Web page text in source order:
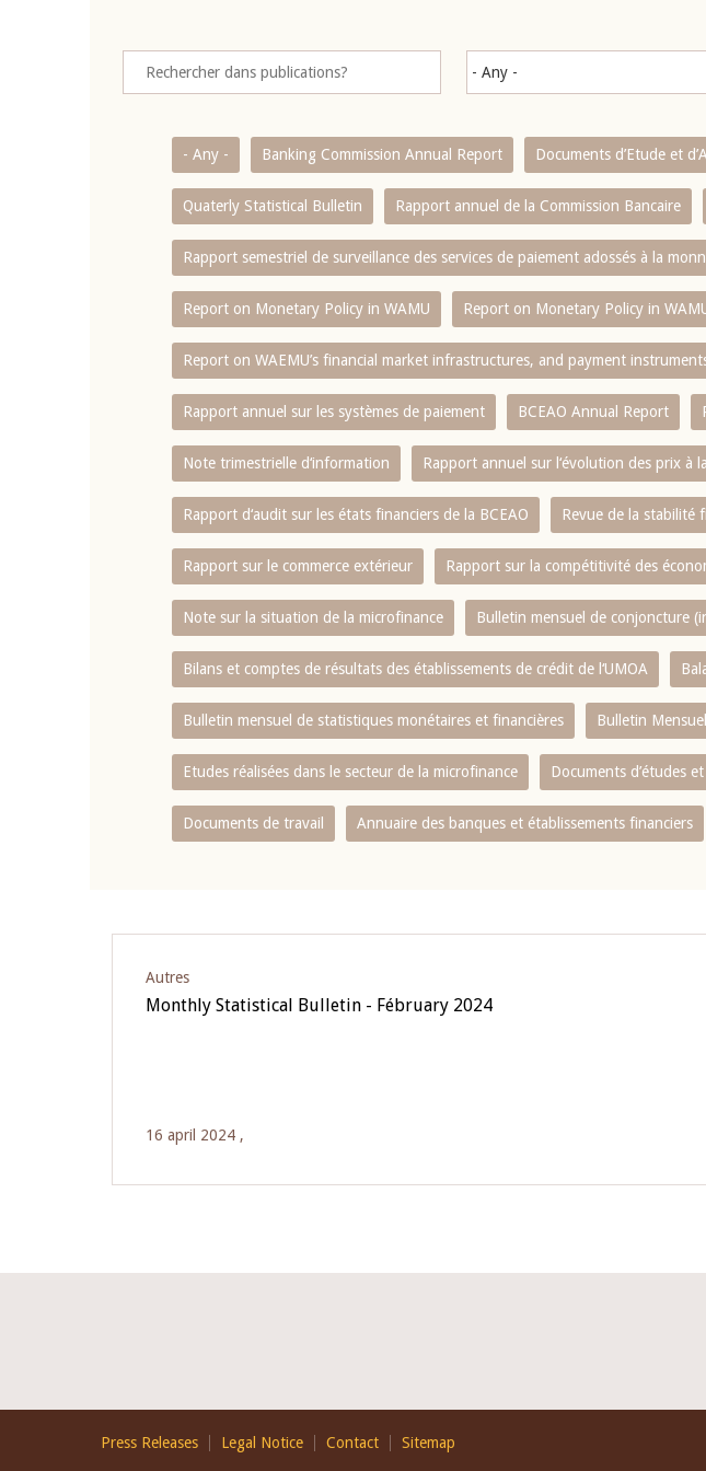
- Any - Banking Commission Annual Report Documents d’Etude et
Quaterly Statistical Bulletin Rapport annuel de la Commission Bancaire
Rapport semestriel de surveillance des services de paiement adossés à la
Report on Monetary Policy in WAMU Report on Monetary Policy in
Report on WAEMU’s financial market infrastructures, and payment
Rapport annuel sur les systèmes de paiement BCEAO Annual Report
Note trimestrielle d‘information Rapport annuel sur l‘évolution des prix à
Rapport d‘audit sur les états financiers de la BCEAO Revue de la stabilité
Rapport sur le commerce extérieur Rapport sur la compétitivité des
Note sur la situation de la microfinance Bulletin mensuel de conjoncture
Bilans et comptes de résultats des établissements de crédit de l‘UMOA
Bulletin mensuel de statistiques monétaires et financières Bulletin
Etudes réalisées dans le secteur de la microfinance Documents d’études
Documents de travail Annuaire des banques et établissements financiers
Autres
Monthly Statistical Bulletin - Fébruary 2024
16 april 2024 ,
Footer
EN
Press Releases Legal Notice Contact Sitemap